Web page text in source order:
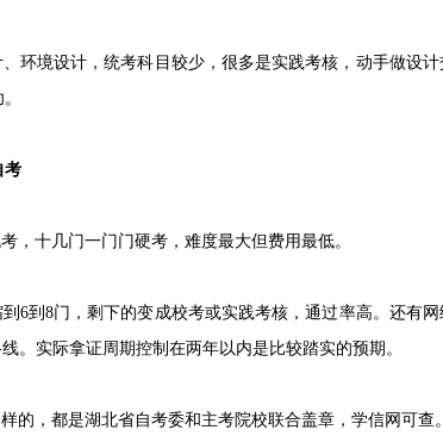
境设计，统考科目较少，很多是实践考核，动手做设计
考
十几门一门门硬考，难度最大但费用最低。
到8门，剩下的变成校考或实践考核，通过率高。还有网
。实际拿证周期控制在两年以内是比较踏实的预期。
，都是湖北省自考委和主考院校联合盖章，学信网可查。